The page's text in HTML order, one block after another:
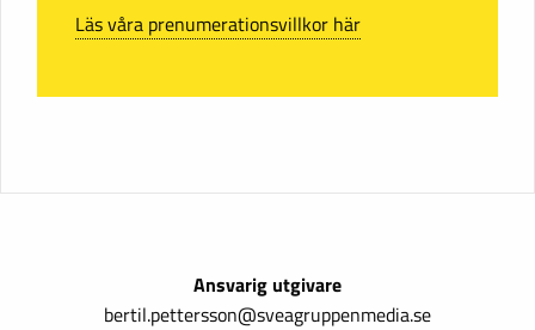
Läs våra prenumerationsvillkor här
Ansvarig utgivare
bertil.pettersson@sveagruppenmedia.se